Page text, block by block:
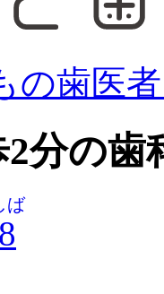
の歯医
2分の歯
ば